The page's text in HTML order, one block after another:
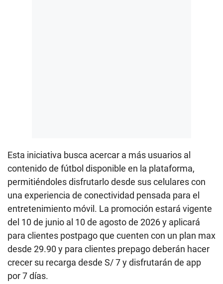
Esta iniciativa busca acercar a más usuarios al
contenido de fútbol disponible en la plataforma,
permitiéndoles disfrutarlo desde sus celulares con
una experiencia de conectividad pensada para el
entretenimiento móvil. La promoción estará vigente
del 10 de junio al 10 de agosto de 2026 y aplicará
para clientes postpago que cuenten con un plan max
desde 29.90 y para clientes prepago deberán hacer
crecer su recarga desde S/ 7 y disfrutarán de app
por 7 días.